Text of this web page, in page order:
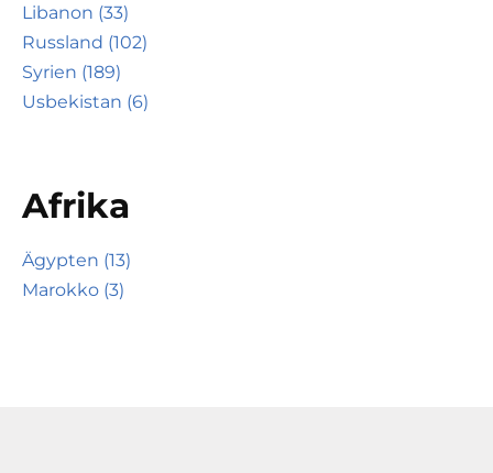
Libanon (33)
Russland (102)
Syrien (189)
Usbekistan (6)
Afrika
Ägypten (13)
Marokko (3)